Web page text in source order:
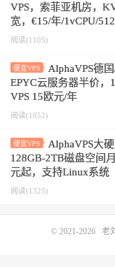
VPS，索菲亚机房，
宽，€15/年/1vCPU/
阅读(1105)
便宜VPS
AlphaVPS德
EPYC云服务器半价，
VPS 15欧元/年
阅读(1052)
便宜VPS
AlphaVPS大
128GB-2TB磁盘空间
元起，支持Linux系统
阅读(1325)
© 2021-2026 老